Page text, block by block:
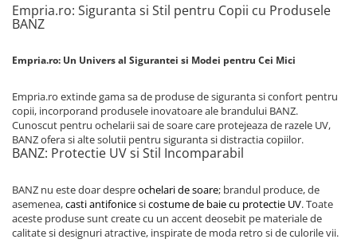
Empria.ro: Siguranta si Stil pentru Copii cu Produsele
BANZ
Empria.ro: Un Univers al Sigurantei si Modei pentru Cei Mici
Empria.ro extinde gama sa de produse de siguranta si confort pentru
copii, incorporand produsele inovatoare ale brandului BANZ.
Cunoscut pentru ochelarii sai de soare care protejeaza de razele UV,
BANZ ofera si alte solutii pentru siguranta si distractia copiilor.
BANZ: Protectie UV si Stil Incomparabil
BANZ nu este doar despreochelari de soare; brandul produce, de
asemenea,casti antifonicesicostume de baie cu protectie UV. Toate
aceste produse sunt create cu un accent deosebit pe materiale de
calitate si designuri atractive, inspirate de moda retro si de culorile vii.